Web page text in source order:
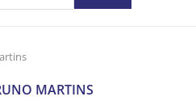
MARTINS